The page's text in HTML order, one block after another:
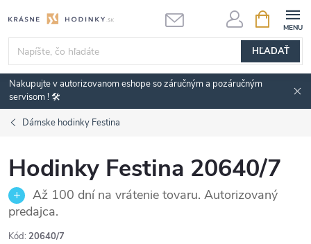
na
obsah
HĽADAŤ
KOŠÍK
Nakupujte v autorizovanom eshope so záručným a pozáručným
servisom ! 🛠️
Dámske hodinky Festina
Hodinky Festina 20640/7
Až 100 dní na vrátenie tovaru. Autorizovaný
predajca.
Kód: 20640/7